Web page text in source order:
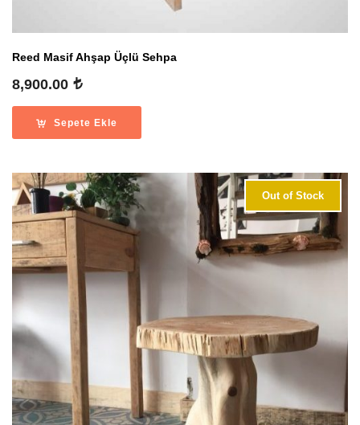
Reed Masif Ahşap Üçlü Sehpa
8,900.00
Sepete Ekle
Out of Stock